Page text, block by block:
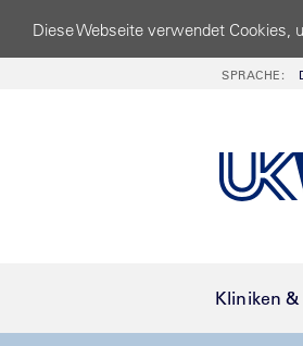
Diese Webseite verwendet Cookies,
SPRACHE:
Kliniken